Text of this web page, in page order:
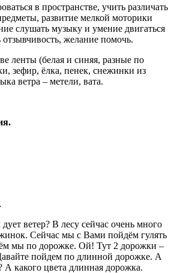
в пространстве, учить различать
развитие мелкой моторики
слушать музыку и умение двигаться
желание помочь.
ленты (белая и синяя, разные по
зефир, ёлка, пенек, снежинки из
ветра – метели, вата.
ветер? В лесу сейчас очень много
Сейчас мы с Вами пойдём гулять
мы по дорожке. Ой! Тут 2 дорожки –
пойдем по длинной дорожке. А
А какого цвета длинная дорожка.